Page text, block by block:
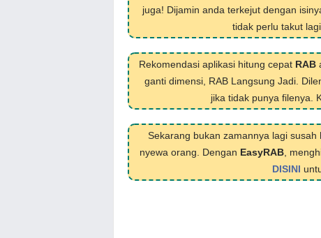
juga! Dijamin anda terkejut dengan
tidak perlu takut
Rekomendasi aplikasi hitung cepat RAB
ganti dimensi, RAB Langsung Jadi.
jika tidak punya filenya.
Sekarang bukan zamannya lagi susah
nyewa orang. Dengan EasyRAB ,
DISINI